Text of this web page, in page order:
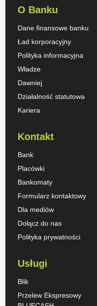
O Banku
Dane finansowe banku
Ład korporacyjny
Polityka informacyjna
Władze
Dawniej
Działalność statutowa
Kariera
Kontakt
Bank
Placówki
Bankomaty
Formularz kontaktowy
Dla mediów
Dołącz do nas
Polityka prywatności
Usługi
Blik
Przelew Ekspresowy